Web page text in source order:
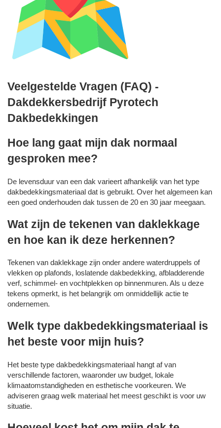
Veelgestelde Vragen (FAQ) -
Dakdekkersbedrijf Pyrotech
Dakbedekkingen
Hoe lang gaat mijn dak normaal
gesproken mee?
De levensduur van een dak varieert afhankelijk van het type
dakbedekkingsmateriaal dat is gebruikt. Over het algemeen kan
een goed onderhouden dak tussen de 20 en 30 jaar meegaan.
Wat zijn de tekenen van daklekkage
en hoe kan ik deze herkennen?
Tekenen van daklekkage zijn onder andere waterdruppels of
vlekken op plafonds, loslatende dakbedekking, afbladderende
verf, schimmel- en vochtplekken op binnenmuren. Als u deze
tekens opmerkt, is het belangrijk om onmiddellijk actie te
ondernemen.
Welk type dakbedekkingsmateriaal is
het beste voor mijn huis?
Het beste type dakbedekkingsmateriaal hangt af van
verschillende factoren, waaronder uw budget, lokale
klimaatomstandigheden en esthetische voorkeuren. We
adviseren graag welk materiaal het meest geschikt is voor uw
situatie.